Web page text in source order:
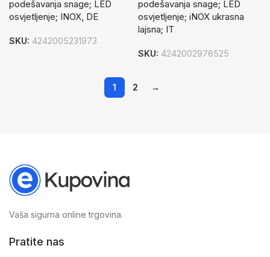
podešavanja snage; LED
osvjetljenje; INOX, DE
SKU: 4242005231973
podešavanja snage; LED
osvjetljenje; iNOX ukrasna
lajsna; IT
SKU: 4242002976525
1 2 →
Vaša sigurna online trgovina.
Pratite nas